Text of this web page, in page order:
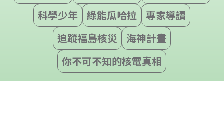
科學少年
綠能瓜哈拉
專家導讀
追蹤福島核災
海神計畫
你不可不知的核電真相